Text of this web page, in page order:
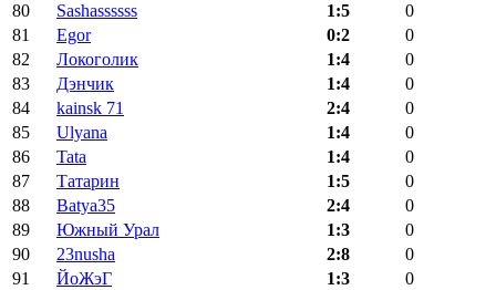
80
Sashassssss 1:5
0
81
Egor 0:2
0
82
Локоголик 1:4
0
83
Дэнчик 1:4
0
84
kainsk 71 2:4
0
85
Ulyana 1:4
0
86
Tata 1:4
0
87
Татарин 1:5
0
88
Batya35 2:4
0
89
Южный Урал 1:3
0
90
23nusha 2:8
0
91
ЙоЖэГ 1:3
0